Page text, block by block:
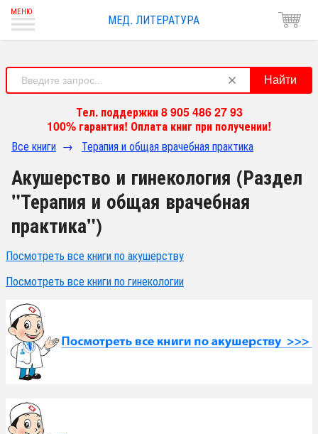
МЕД. ЛИТЕРАТУРА
Найти
Тел. поддержки 8 905 486 27 93
100% гарантия! Оплата книг при получении!
Все книги → Терапия и общая врачебная практика
Акушерство и гинекология (Раздел
"Терапия и общая врачебная
практика")
Посмотреть все книги по акушерству
Посмотреть все книги по гинекологии